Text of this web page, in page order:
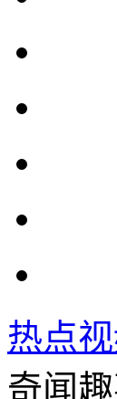
热点
奇闻